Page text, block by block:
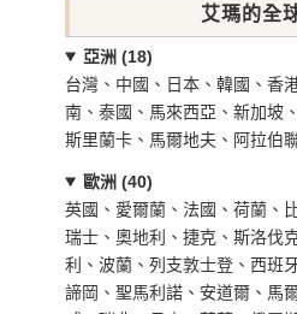
艾瑪的全
亞洲 (18)
台灣、中國、日本、韓國、香
南、泰國、馬來西亞、新加坡
斯里蘭卡、馬爾地夫、阿拉伯
歐洲 (40)
英國、愛爾蘭、法國、荷蘭、
瑞士、奧地利、捷克、斯洛伐
利、波蘭、列支敦士登、西班
諦岡、聖馬利諾、安道爾、馬